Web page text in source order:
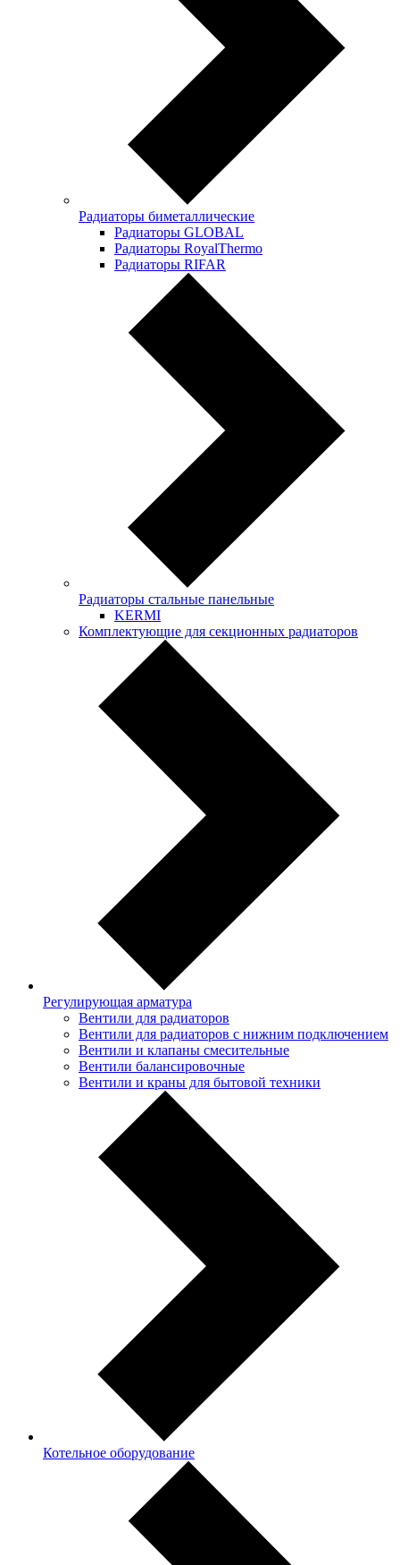
Радиаторы биметаллические
Радиаторы GLOBAL
Радиаторы RoyalThermo
Радиаторы RIFAR
Радиаторы стальные панельные
KERMI
Комплектующие для секционных радиаторов
Регулирующая арматура
Вентили для радиаторов
Вентили для радиаторов с нижним подключением
Вентили и клапаны смесительные
Вентили балансировочные
Вентили и краны для бытовой техники
Котельное оборудование